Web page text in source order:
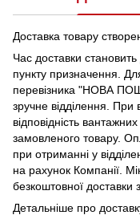
Доставка товару
Час доставки
пункту призначення.
перевізника "НОВА
зручне відділення.
При
відповідність
замовленого товару.
при отриманні у
на рахунок Компанії.
безкоштовної доставки
Детальніше про